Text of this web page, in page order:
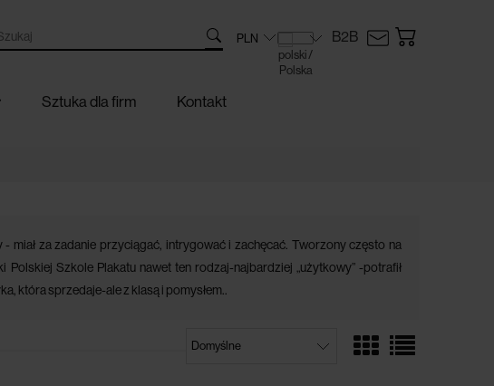
B2B
Sztuka dla firm Kontakt
za zadanie przyciągać, intrygować i zachęcać. Tworzony często na
Szkole Plakatu nawet ten rodzaj-najbardziej „użytkowy” -potrafił
która sprzedaje-ale z klasą i pomysłem..